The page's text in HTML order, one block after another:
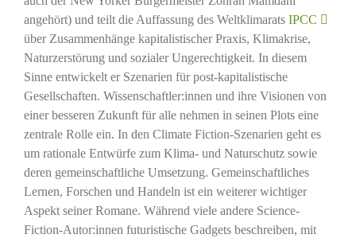
angehört) und teilt die Auffassung des Weltklimarats IPCC
über Zusammenhänge kapitalistischer Praxis, Klimakrise,
Naturzerstörung und sozialer Ungerechtigkeit. In diesem
Sinne entwickelt er Szenarien für post-kapitalistische
Gesellschaften. Wissenschaftler:innen und ihre Visionen von
einer besseren Zukunft für alle nehmen in seinen Plots eine
zentrale Rolle ein. In den Climate Fiction-Szenarien geht es
um rationale Entwürfe zum Klima- und Naturschutz sowie
deren gemeinschaftliche Umsetzung. Gemeinschaftliches
Lernen, Forschen und Handeln ist ein weiterer wichtiger
Aspekt seiner Romane. Während viele andere Science-
Fiction-Autor:innen futuristische Gadgets beschreiben, mit